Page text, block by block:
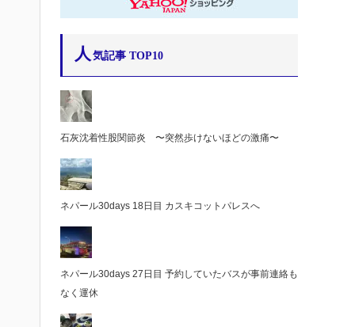
人 気記事 TOP10
石灰沈着性股関節炎 〜突然歩けないほどの激痛〜
ネパール30days 18日目 カスキコットパレスへ
ネパール30days 27日目 予約していたバスが事前連絡も
なく運休